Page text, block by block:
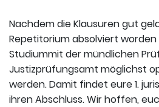
Nachdem die Klausuren gut
Repetitorium absolviert worden
Studiummit der mündlichen
Justizprüfungsamt möglichst
werden. Damit findet eure 1.
ihren Abschluss. Wir hoffen,